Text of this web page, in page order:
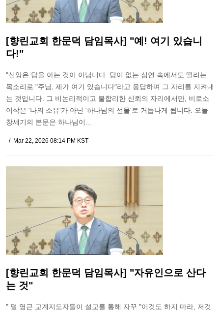
[향린교회 한문덕 담임목사] "예! 여기 있습니
다!"
"신앙은 답을 아는 것이 아닙니다. 답이 없는 심연 속에서도 떨리는
목소리로 "주님, 제가 여기 있습니다"라고 응답하며 그 자리를 지켜내
는 것입니다. 그 비논리적이고 불합리한 신뢰의 자리에서만, 비로소
이삭은 '나의 소유'가 아닌 '하나님의 선물'로 거듭나게 됩니다. 오늘
창세기의 본문은 하나님이…
Mar 22, 2026 08:14 PM KST
[향린교회 한문덕 담임목사] "자유인으로 산다
는 것"
" 덜 영근 교계지도자들이 설교를 통해 자꾸 "이것도 하지 마라, 저것